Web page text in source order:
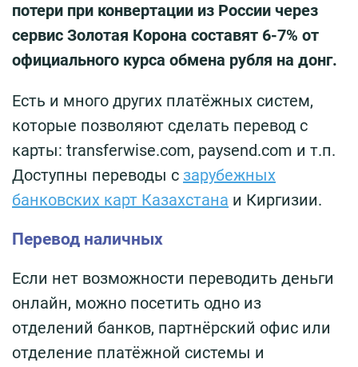
потери при конвертации из России через
сервис Золотая Корона составят 6-7% от
официального курса обмена рубля на донг.
Есть и много других платёжных систем,
которые позволяют сделать перевод с
карты: transferwise.com, paysend.com и т.п.
Доступны переводы с зарубежных
банковских карт Казахстана и Киргизии.
Перевод наличных
Если нет возможности переводить деньги
онлайн, можно посетить одно из
отделений банков, партнёрский офис или
отделение платёжной системы и